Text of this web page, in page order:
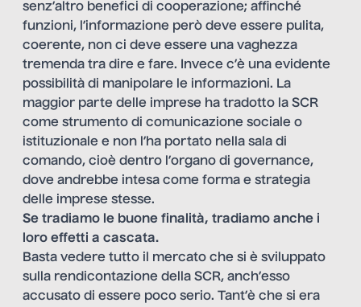
senz’altro benefici di cooperazione; affinché
funzioni, l’informazione però deve essere pulita,
coerente, non ci deve essere una vaghezza
tremenda tra dire e fare. Invece c’è una evidente
possibilità di manipolare le informazioni. La
maggior parte delle imprese ha tradotto la SCR
come strumento di comunicazione sociale o
istituzionale e non l’ha portato nella sala di
comando, cioè dentro l’organo di governance,
dove andrebbe intesa come forma e strategia
delle imprese stesse.
Se tradiamo le buone finalità, tradiamo anche i
loro effetti a cascata.
Basta vedere tutto il mercato che si è sviluppato
sulla rendicontazione della SCR, anch’esso
accusato di essere poco serio. Tant’è che si era